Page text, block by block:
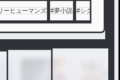
村人は
災いの
木、人
ーヒューマンズ #夢小説 #シクフォニ